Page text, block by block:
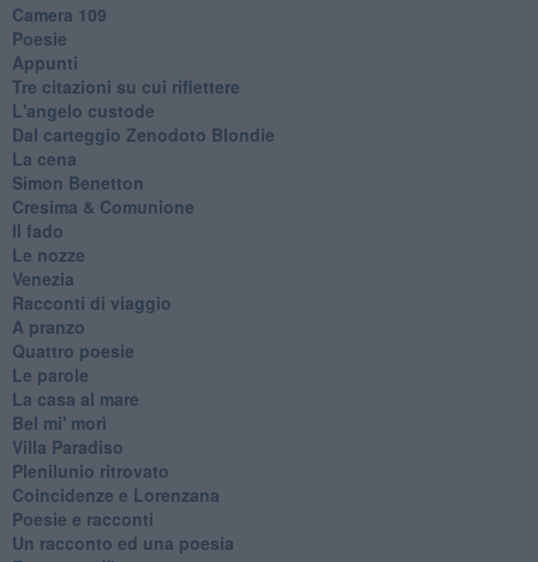
Camera 109
Poesie
Appunti
Tre citazioni su cui riflettere
L'angelo custode
Dal carteggio Zenodoto Blondie
La cena
Simon Benetton
Cresima & Comunione
Il fado
Le nozze
Venezia
Racconti di viaggio
A pranzo
Quattro poesie
Le parole
La casa al mare
Bel mi' morì
Villa Paradiso
Plenilunio ritrovato
Coincidenze e Lorenzana
Poesie e racconti
Un racconto ed una poesia